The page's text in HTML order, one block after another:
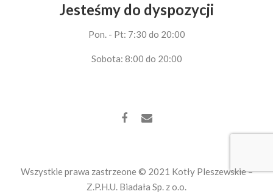
Jesteśmy do dyspozycji
Pon. - Pt: 7:30 do 20:00
Sobota: 8:00 do 20:00
Wszystkie prawa zastrzeone © 2021 Kotły Pleszewskie –
Z.P.H.U. Biadała Sp. z o.o.